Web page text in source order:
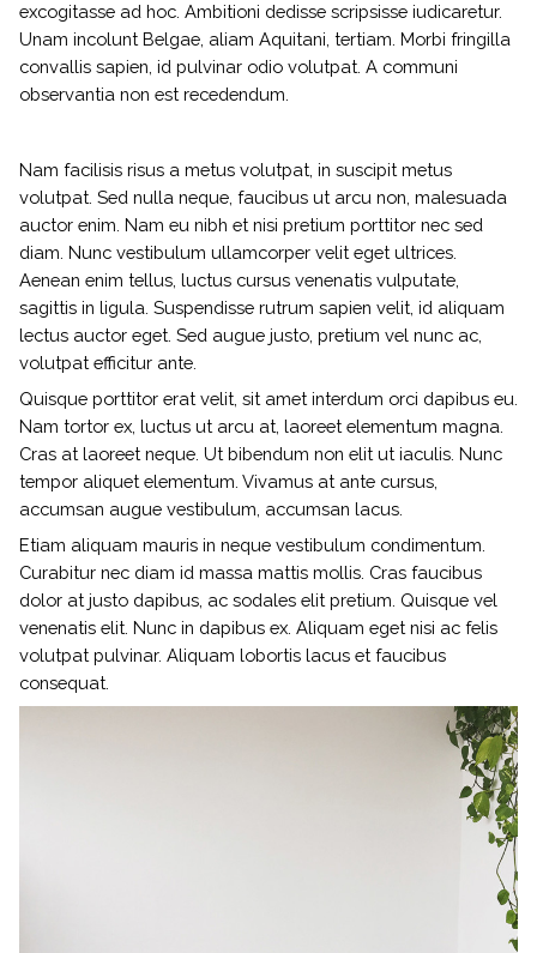
excogitasse ad hoc. Ambitioni dedisse scripsisse iudicaretur.
Unam incolunt Belgae, aliam Aquitani, tertiam. Morbi fringilla
convallis sapien, id pulvinar odio volutpat. A communi
observantia non est recedendum.
Nam facilisis risus a metus volutpat, in suscipit metus
volutpat. Sed nulla neque, faucibus ut arcu non, malesuada
auctor enim. Nam eu nibh et nisi pretium porttitor nec sed
diam. Nunc vestibulum ullamcorper velit eget ultrices.
Aenean enim tellus, luctus cursus venenatis vulputate,
sagittis in ligula. Suspendisse rutrum sapien velit, id aliquam
lectus auctor eget. Sed augue justo, pretium vel nunc ac,
volutpat efficitur ante.
Quisque porttitor erat velit, sit amet interdum orci dapibus eu.
Nam tortor ex, luctus ut arcu at, laoreet elementum magna.
Cras at laoreet neque. Ut bibendum non elit ut iaculis. Nunc
tempor aliquet elementum. Vivamus at ante cursus,
accumsan augue vestibulum, accumsan lacus.
Etiam aliquam mauris in neque vestibulum condimentum.
Curabitur nec diam id massa mattis mollis. Cras faucibus
dolor at justo dapibus, ac sodales elit pretium. Quisque vel
venenatis elit. Nunc in dapibus ex. Aliquam eget nisi ac felis
volutpat pulvinar. Aliquam lobortis lacus et faucibus
consequat.